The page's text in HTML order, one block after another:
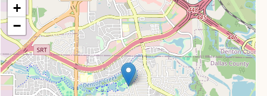
+
−